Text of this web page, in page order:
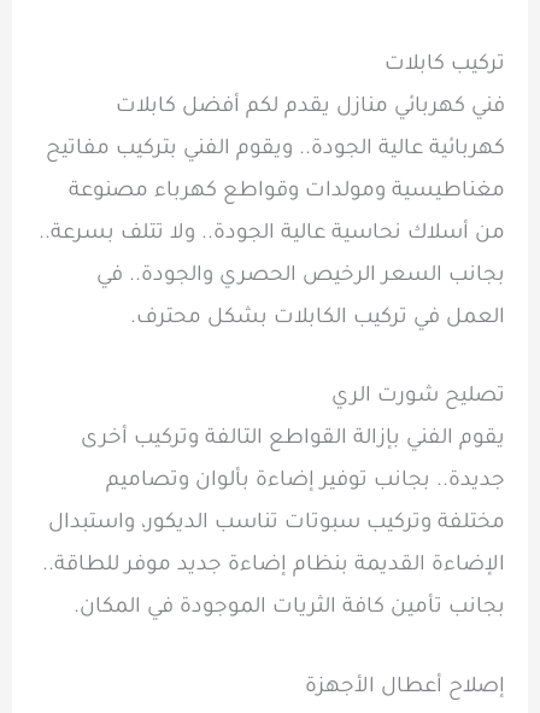
تركيب كابلات
فني كهربائي منازل يقدم لكم أفضل كابلات
كهربائية عالية الجودة.. ويقوم الفني بتركيب مفاتيح
مغناطيسية ومولدات وقواطع كهرباء مصنوعة
من أسلاك نحاسية عالية الجودة.. ولا تتلف بسرعة..
بجانب السعر الرخيص الحصري والجودة.. في
العمل في تركيب الكابلات بشكل محترف.
تصليح شورت الري
يقوم الفني بإزالة القواطع التالفة وتركيب أخرى
جديدة.. بجانب توفير إضاءة بألوان وتصاميم
مختلفة وتركيب سبوتات تناسب الديكور، واستبدال
الإضاءة القديمة بنظام إضاءة جديد موفر للطاقة..
بجانب تأمين كافة الثريات الموجودة في المكان.
إصلاح أعطال الأجهزة